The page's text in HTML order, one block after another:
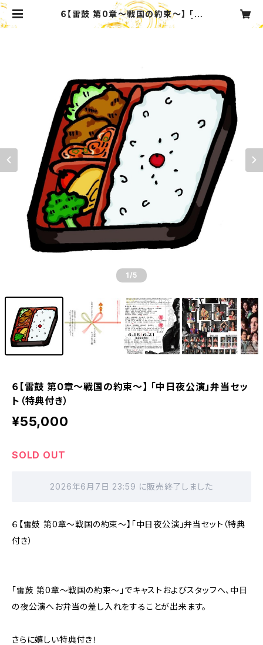
６【雷鼓 第0章〜戦国の約束〜】 「中
日夜公演」弁当セット（特典付き） | C
1 /5
６【雷鼓 第0章〜戦国の約束〜】 「中日夜公演」弁当セッ
ト（特典付き）
¥55,000
SOLD OUT
2026年6月7日 23:59 に販売終了しました
６【雷鼓 第0章〜戦国の約束〜】「中日夜公演」弁当セット（特典
付き）
「雷鼓 第0章〜戦国の約束〜」でキャストおよびスタッフへ、中日
の夜公演へお弁当の差し入れをすることが出来ます。
さらに嬉しい特典付き！